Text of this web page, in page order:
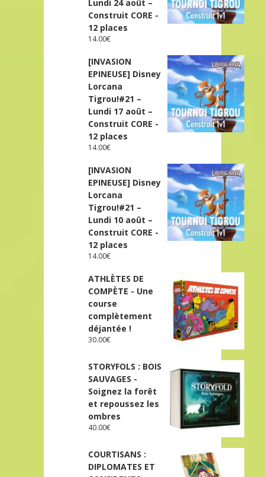
Lundi 24 août –
Construit CORE -
12 places
14.00€
[INVASION
EPINEUSE] Disney
Lorcana
Tigrou!#21 –
Lundi 17 août –
Construit CORE -
12 places
14.00€
[INVASION
EPINEUSE] Disney
Lorcana
Tigrou!#21 –
Lundi 10 août –
Construit CORE -
12 places
14.00€
ATHLÈTES DE
COMPÈTE - Une
course
complètement
déjantée !
30.00€
STORYFOLS : BOIS
SAUVAGES -
Soignez la forêt
et repoussez les
ombres
40.00€
COURTISANS :
DIPLOMATES ET